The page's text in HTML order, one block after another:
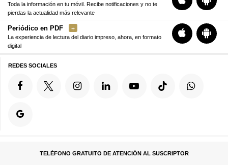
Toda la información en tu móvil. Recibe notificaciones y no te
pierdas la actualidad más relevante
Periódico en PDF
La experiencia de lectura del diario impreso, ahora, en formato
digital
REDES SOCIALES
TELÉFONO GRATUITO DE ATENCIÓN AL SUSCRIPTOR